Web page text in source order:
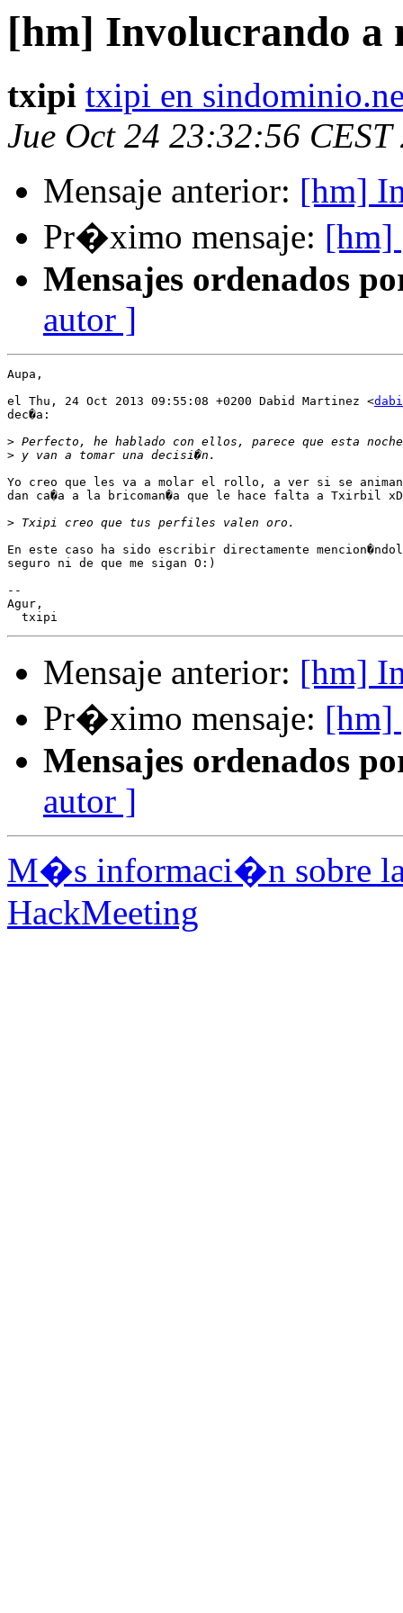
[hm] Involucrando a
txipi txipi en
Jue Oct 24 23:32:56 CEST
Mensaje anterior: [hm]
Pr�ximo mensaje: [hm]
Mensajes ordenados
autor ]
Aupa,
el Thu, 24 Oct 2013 09:55:08 +0200 Dabid Martinez <
dec�a:
>
>
Yo creo que les va a molar el rollo, a ver si se
dan ca�a a la bricoman�a que le hace falta a Txirbil xD
>
En este caso ha sido escribir directamente
seguro ni de que me sigan O:)
--
Agur,
Mensaje anterior: [hm]
Pr�ximo mensaje: [hm]
Mensajes ordenados
autor ]
M�s informaci�n sobre
HackMeeting